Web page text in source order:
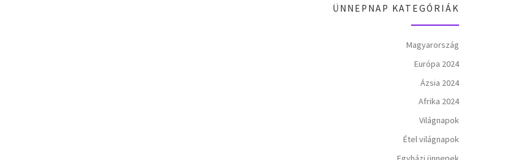
ÜNNEPNAP KATEGÓRIÁK
Magyarország
Európa 2024
Ázsia 2024
Afrika 2024
Világnapok
Étel világnapok